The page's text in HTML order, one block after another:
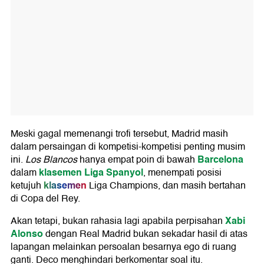
Meski gagal memenangi trofi tersebut, Madrid masih
dalam persaingan di kompetisi-kompetisi penting musim
ini. Los Blancoshanya empat poin di bawah Barcelona
dalamklasemen Liga Spanyol, menempati posisi
ketujuh klasemen Liga Champions, dan masih bertahan
di Copa del Rey.
Akan tetapi, bukan rahasia lagi apabila perpisahanXabi
Alonsodengan Real Madrid bukan sekadar hasil di atas
lapangan melainkan persoalan besarnya ego di ruang
ganti. Deco menghindari berkomentar soal itu.